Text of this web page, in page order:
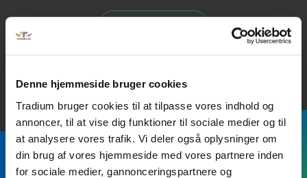
Denne hjemmeside bruger cookies
Tradium bruger cookies til at tilpasse vores indhold og
annoncer, til at vise dig funktioner til sociale medier og til
at analysere vores trafik. Vi deler også oplysninger om
din brug af vores hjemmeside med vores partnere inden
for sociale medier, gannonceringspartnere og